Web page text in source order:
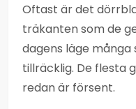
Oftast är det
träkanten som de
dagens läge
tillräcklig. De flesta
redan är försent.